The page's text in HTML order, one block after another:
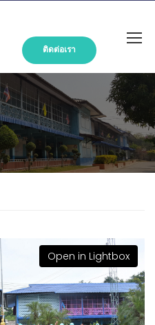
ติดต่อเรา
Open in Lightbox
Open in Lightbox
Open in Lightbox
Open in Lightbox
Open in Lightbox
Open in Lightbox
Open in Lightbox
Open in Lightbox